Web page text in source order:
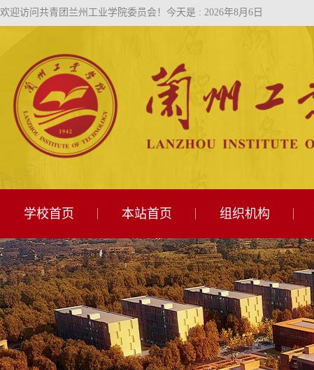
欢迎访问共青团兰州工业学院委员会！ 今天是 : 2026年8月6日
学校首页 本站首页 组织机构